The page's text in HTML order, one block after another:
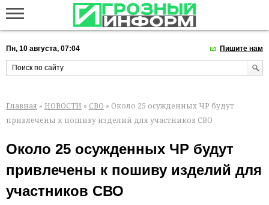
Пн, 10 августа, 07:04 Пишите нам
Главная » НОВОСТИ » СВО » Около 25 осужденных ЧР будут
привлечены к пошиву изделий для участников СВО
Около 25 осужденных ЧР будут
привлечены к пошиву изделий для
участников СВО